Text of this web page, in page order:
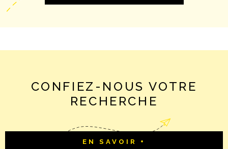
CONFIEZ-NOUS VOTRE
RECHERCHE
EN SAVOIR +